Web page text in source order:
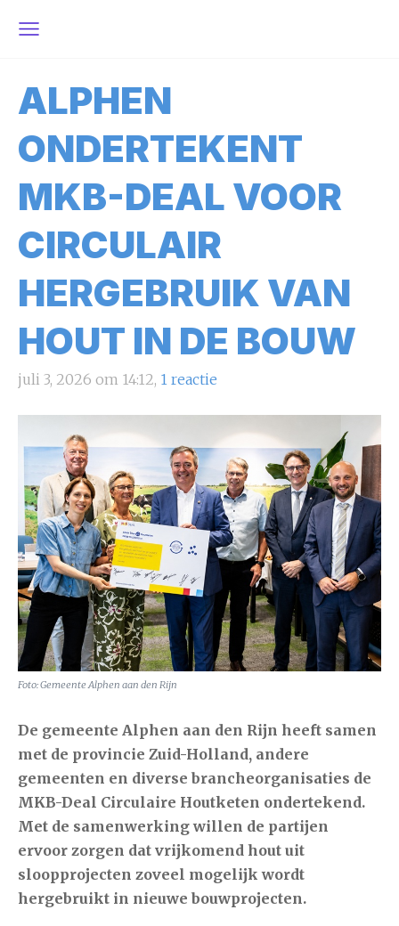
ALPHEN
ONDERTEKENT
MKB-DEAL VOOR
CIRCULAIR
HERGEBRUIK VAN
HOUT IN DE BOUW
juli 3, 2026 om 14:12, 1 reactie
Foto: Gemeente Alphen aan den Rijn
De gemeente Alphen aan den Rijn heeft samen
met de provincie Zuid-Holland, andere
gemeenten en diverse brancheorganisaties de
MKB-Deal Circulaire Houtketen ondertekend.
Met de samenwerking willen de partijen
ervoor zorgen dat vrijkomend hout uit
sloopprojecten zoveel mogelijk wordt
hergebruikt in nieuwe bouwprojecten.